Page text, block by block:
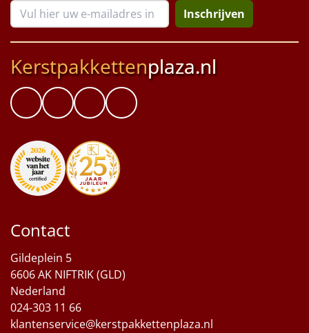
Inschrijven
Kerstpakkettenplaza.nl
Contact
Gildeplein 5
6606 AK NIFTRIK (GLD)
Nederland
024-303 11 66
klantenservice@kerstpakkettenplaza.nl